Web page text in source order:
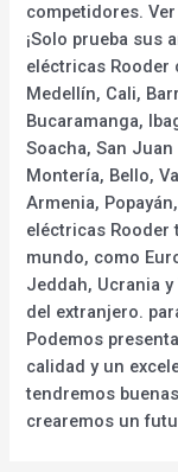
competidores.
¡Solo prueba sus
eléctricas Rooder
Medellín, Cali,
Bucaramanga,
Soacha, San
Montería, Bello,
Armenia,
eléctricas Rooder
mundo, como
Jeddah, Ucrania
del extranjero.
Podemos
calidad y un
tendremos
crearemos un